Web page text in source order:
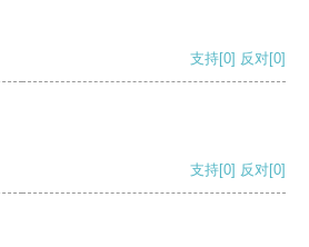
支持[0] 反对[0]
支持[0] 反对[0]